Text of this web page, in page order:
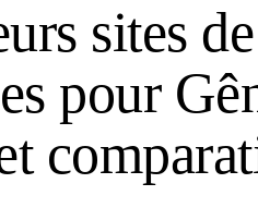
sites
pour